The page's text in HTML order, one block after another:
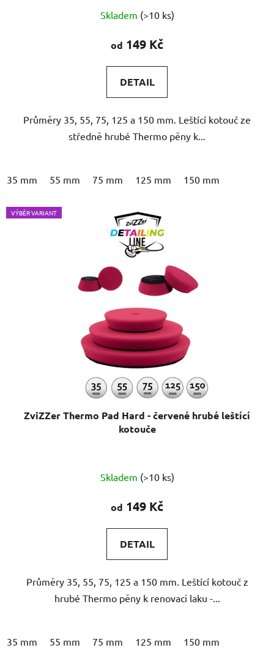
hodnocení
produktu
5,0
z
hvězdiček.
Skladem (>10 ks)
od 149 Kč
DETAIL
Průměry 35, 55, 75, 125 a 150 mm. Leštící kotouč ze
středně hrubé Thermo pěny k...
35 mm 55 mm 75 mm 125 mm 150 mm
VÝBĚR VARIANT
ZviZZer Thermo Pad Hard - červené hrubé leštící
kotouče
hodnocení
produktu
5,0
z
hvězdiček.
Skladem (>10 ks)
od 149 Kč
DETAIL
Průměry 35, 55, 75, 125 a 150 mm. Leštící kotouč z
hrubé Thermo pěny k renovaci laku -...
35 mm 55 mm 75 mm 125 mm 150 mm